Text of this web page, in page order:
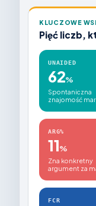
KLUCZOWE
Pięć liczb,
UNAIDED
62%
Spontaniczna
znajomość
ARG%
11%
Zna konkretny
argument za
FCR